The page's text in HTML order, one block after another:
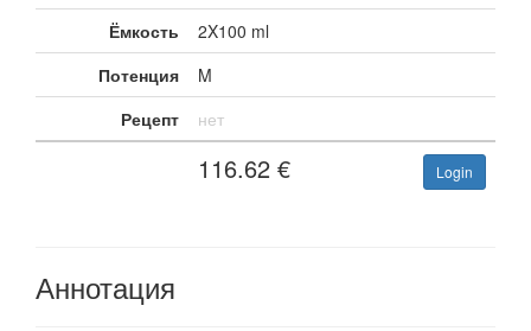
Ёмкость
2X100 ml
Потенция
M
Рецепт
нет
116.62 € Login
Аннотация